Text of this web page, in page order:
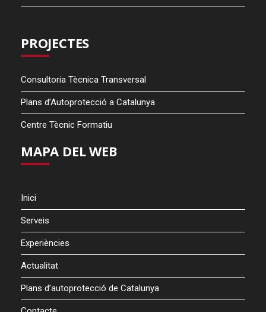
PROJECTES
Consultoria Tècnica Transversal
Plans d’Autoprotecció a Catalunya
Centre Tècnic Formatiu
MAPA DEL WEB
Inici
Serveis
Experiències
Actualitat
Plans d’autoprotecció de Catalunya